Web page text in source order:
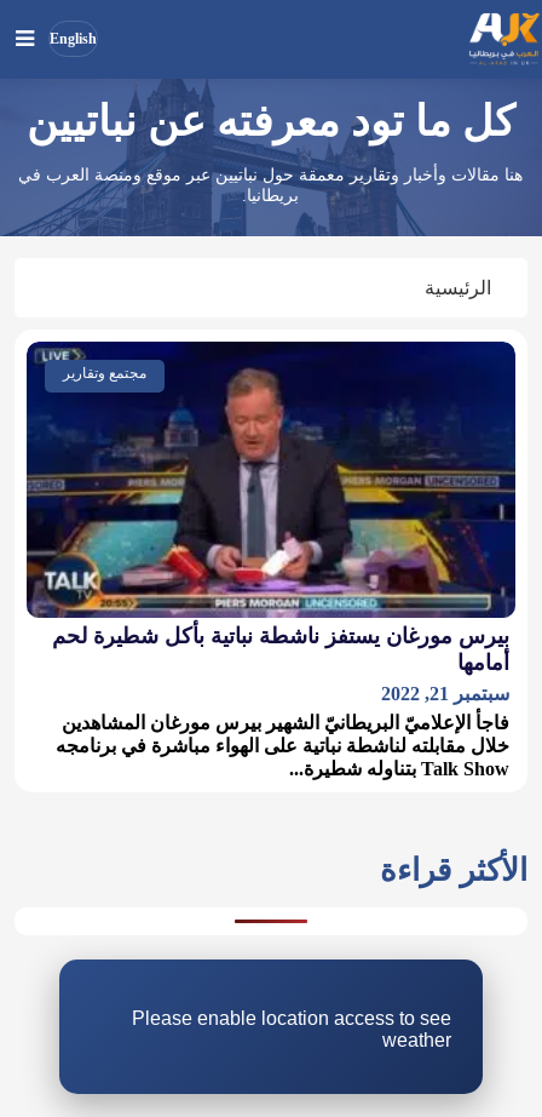
English
ابحث
الموقع
بحث
كل ما تود معرفته عن نباتيين
هنا مقالات وأخبار وتقارير معمقة حول نباتيين عبر موقع ومنصة العرب في
بريطانيا.
الرئيسية
مجتمع وتقارير
بيرس مورغان يستفز ناشطة نباتية بأكل شطيرة لحم
أمامها
سبتمبر 21, 2022
فاجأ الإعلاميّ البريطانيّ الشهير بيرس مورغان المشاهدين
خلال مقابلته لناشطة نباتية على الهواء مباشرة في برنامجه
Talk Show بتناوله شطيرة...
الأكثر قراءة
Please enable location access to see
weather